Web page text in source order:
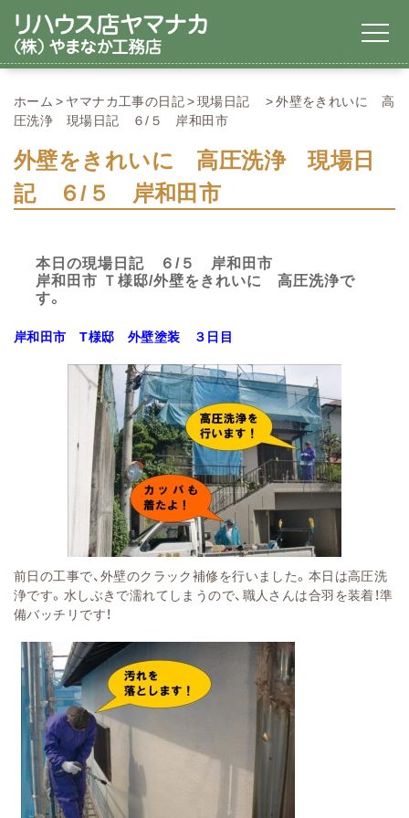
ホーム ヤマナカ工事の日記 現場日記
外壁をきれいに 高
圧洗浄 現場日記 ６/５ 岸和田市
外壁をきれいに 高圧洗浄 現場日
記 ６/５ 岸和田市
本日の現場日記 ６/５ 岸和田市
岸和田市 Ｔ様邸/外壁をきれいに 高圧洗浄で
す。
岸和田市T様邸 外壁塗装 ３日目
前日の工事で、外壁のクラック補修を行いました。本日は高圧洗
浄です。水しぶきで濡れてしまうので、職人さんは合羽を装着！準
備バッチリです！